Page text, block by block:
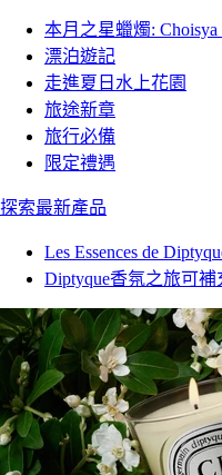
本月之星蠟燭:
漂泊遊記
走進夏日水上花園
旅途新章
旅行必備
限定禮遇
探索最新產品
Les Essences de
Diptyque香氛之旅可